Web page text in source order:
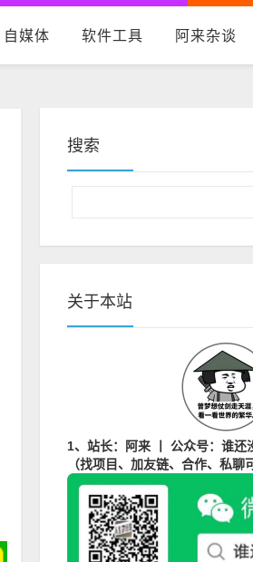
自媒体 软件工具 阿来杂谈
搜索
关于本站
1、站长：阿来 丨 公众号：谁还
（找项目、加友链、合作、私聊